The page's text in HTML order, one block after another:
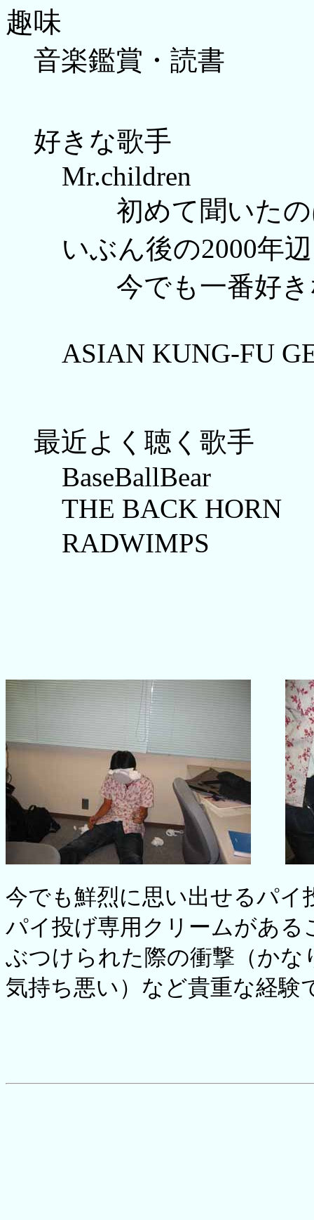
趣味
音楽鑑賞・読書
好きな歌手
Mr.children
初めて聞いたの
いぶん後の2000年
今でも一番好き
ASIAN KUNG-FU
最近よく聴く歌手
BaseBallBear
THE BACK HORN
RADWIMPS
今でも鮮烈に思い出せるパイ
パイ投げ専用クリームがある
ぶつけられた際の衝撃（か
気持ち悪い）など貴重な経験